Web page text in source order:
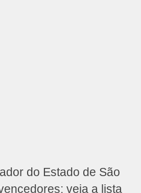
do Estado de São
veja a lista